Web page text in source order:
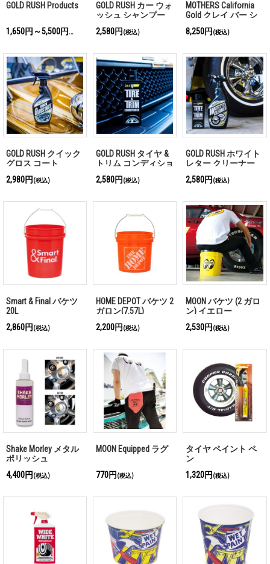
GOLD RUSH Products
1,650円～5,500円
(税込)
GOLD RUSH カー ウォ
ッシュ シャンプー
2,580円 (税込)
MOTHERS California
Gold クレイ バー シ
ステム
8,250円 (税込)
GOLD RUSH クイック
グロス コート
2,980円(税込)
GOLD RUSH タイヤ &
トリム コンディショ
2,580円(税込)
GOLD RUSH ホワイト
レター クリーナー
2,580円(税込)
Smart & Final バケツ
20L
2,860円 (税込)
HOME DEPOT バケツ 2
ガロン(7.57L)
2,200円 (税込)
MOON バケツ (2 ガロ
ン) イエロー
2,530円 (税込)
Shake Morley メタル
ポリッシュ
4,400円 (税込)
MOON Equipped ラグ
770円 (税込)
タイヤ ペイント ペ
ン
1,320円 (税込)